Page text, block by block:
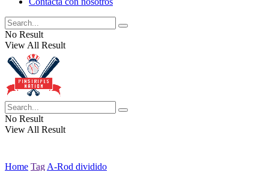
No Result
View All Result
No Result
View All Result
Home Tag A-Rod dividido